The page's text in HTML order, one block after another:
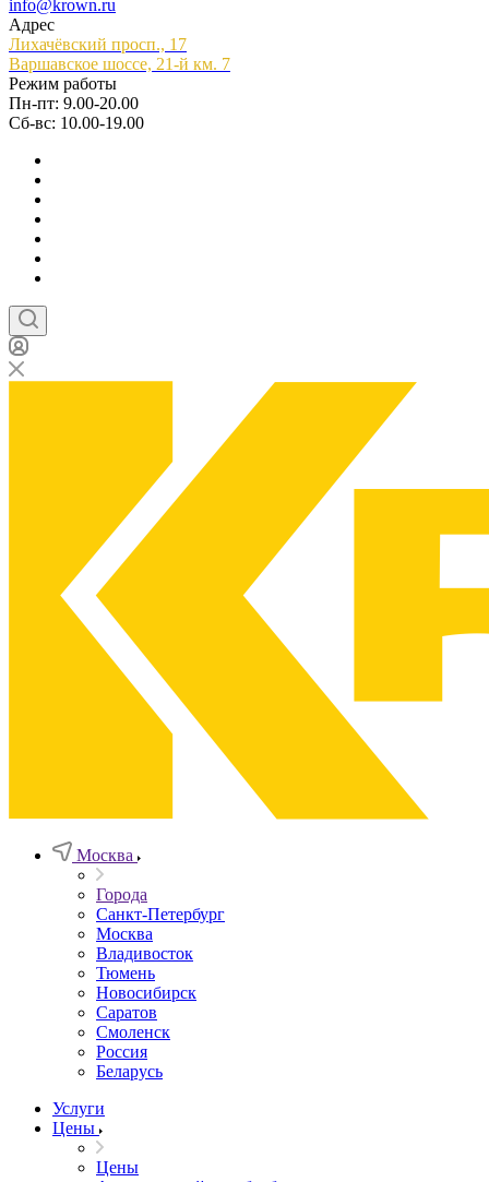
info@krown.ru
Адрес
Лихачёвский просп., 17
Варшавское шоссе, 21-й км. 7
Режим работы
Пн-пт: 9.00-20.00
Сб-вс: 10.00-19.00
Москва
Города
Санкт-Петербург
Москва
Владивосток
Тюмень
Новосибирск
Саратов
Смоленск
Россия
Беларусь
Услуги
Цены
Цены